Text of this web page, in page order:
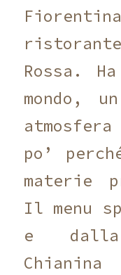
Rossa.
mondo,
po’
materie
Il menu
e